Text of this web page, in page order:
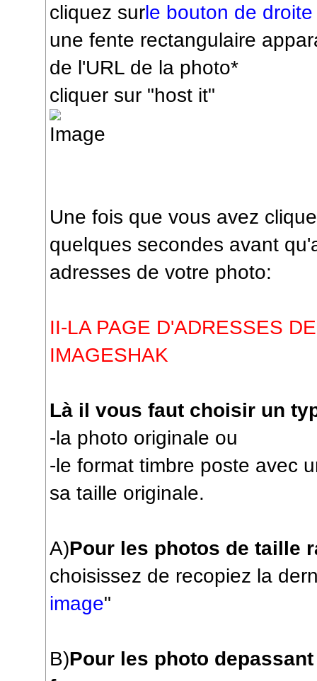
cliquez surle bouton de droite
une fente rectangulaire
de l'URL de la photo*
cliquer sur "host it"
Une fois que vous avez
quelques secondes avant
adresses de votre photo:
II-LA PAGE D'ADRESSES
IMAGESHAK
Là il vous faut choisir un
-la photo originale ou
-le format timbre poste avec
sa taille originale.
A)Pour les photos de taille
choisissez de recopiez la
image"
B)Pour les photo